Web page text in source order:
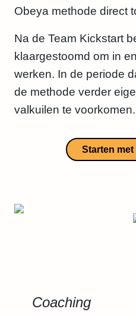
Obeya methode direct
Na de Team Kickstart
klaargestoomd om in
werken. In de periode
de methode verder
valkuilen te voorkomen.
Starten met
Coaching